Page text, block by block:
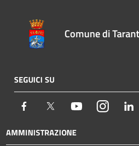
Comune di
SEGUICI SU
Facebook Twitter YoutubeInstagram
AMMINISTRAZIONE